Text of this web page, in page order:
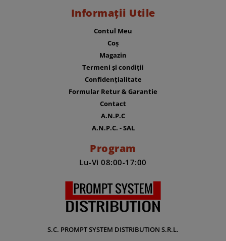
Informații Utile
Contul Meu
Coș
Magazin
Termeni și condiții
Confidențialitate
Formular Retur & Garantie
Contact
A.N.P.C
A.N.P.C. - SAL
Program
Lu-Vi 08:00-17:00
S.C. PROMPT SYSTEM DISTRIBUTION S.R.L.